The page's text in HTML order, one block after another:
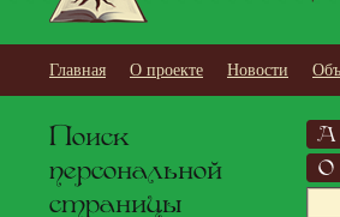
Главная О проекте Новости
Поиск
персональной
страницы
А
О